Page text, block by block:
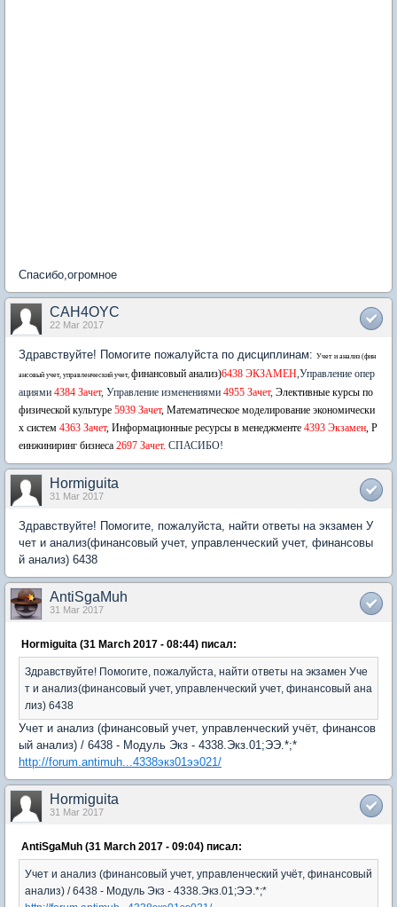
Спасибо,огромное
CAH4OYC
22 Mar 2017
Здравствуйте! Помогите пожалуйста по дисциплинам: Учет и анализ (фин
ансовый учет, управленческий учет, финансовый анализ)6438 ЭКЗАМЕН,Управление опер
ациями 4384 Зачет, Управление изменениями 4955 Зачет, Элективные курсы по
физической культуре 5939 Зачет, Математическое моделирование экономически
х систем 4363 Зачет, Информационные ресурсы в менеджменте 4393 Экзамен, Р
еинжиниринг бизнеса 2697 Зачет. СПАСИБО!
Hormiguita
31 Mar 2017
Здравствуйте! Помогите, пожалуйста, найти ответы на экзамен У
чет и анализ(финансовый учет, управленческий учет, финансовы
й анализ) 6438
AntiSgaMuh
31 Mar 2017
Hormiguita (31 March 2017 - 08:44) писал:
Здравствуйте! Помогите, пожалуйста, найти ответы на экзамен Уче
т и анализ(финансовый учет, управленческий учет, финансовый ана
лиз) 6438
Учет и анализ (финансовый учет, управленческий учёт, финансов
ый анализ) / 6438 - Модуль Экз - 4338.Экз.01;ЭЭ.*;*
http://forum.antimuh...4338экз01ээ021/
Hormiguita
31 Mar 2017
AntiSgaMuh (31 March 2017 - 09:04) писал:
Учет и анализ (финансовый учет, управленческий учёт, финансовый
анализ) / 6438 - Модуль Экз - 4338.Экз.01;ЭЭ.*;*